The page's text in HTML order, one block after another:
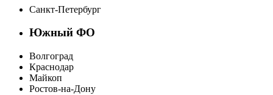
Санкт-Петербург
Южный ФО
Волгоград
Краснодар
Майкоп
Ростов-на-Дону